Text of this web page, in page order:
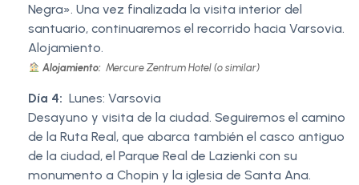
Negra». Una vez finalizada la visita interior del
santuario, continuaremos el recorrido hacia Varsovia.
Alojamiento.
Alojamiento: Mercure Zentrum Hotel (o similar)
Día 4: Lunes: Varsovia
Desayuno y visita de la ciudad. Seguiremos el camino
de la Ruta Real, que abarca también el casco antiguo
de la ciudad, el Parque Real de Lazienki con su
monumento a Chopin y la iglesia de Santa Ana.